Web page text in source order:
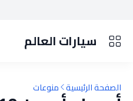
سيارات العالم
الصفحة الرئيسية منوعات